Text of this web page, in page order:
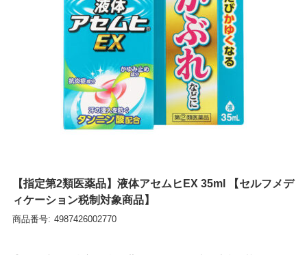
【指定第2類医薬品】液体アセムヒEX 35ml 【セルフメデ
ィケーション税制対象商品】
商品番号: 4987426002770
HUN
CZE
SWE
BGR
DNK
FIN
LTU